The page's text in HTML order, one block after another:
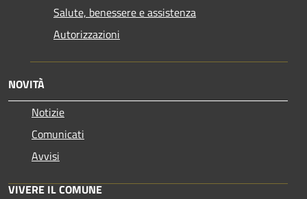
Salute, benessere e assistenza
Autorizzazioni
NOVITÀ
Notizie
Comunicati
Avvisi
VIVERE IL COMUNE